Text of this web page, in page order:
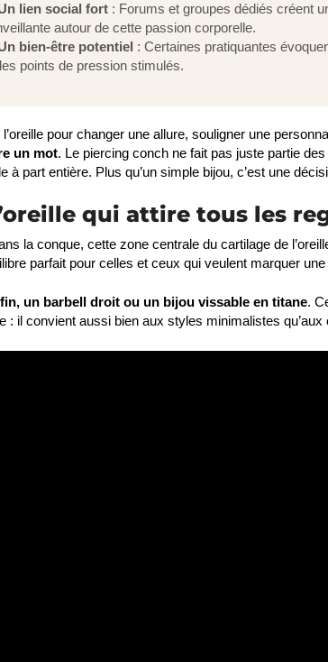
lien social fort : Forums et groupes dédiés créent
autour de cette passion corporelle.
bien-être potentiel : Certaines pratiquantes
points de pression stimulés.
pour changer une allure, souligner une
un mot. Le piercing conch ne fait pas juste partie
à part entière. Plus qu’un simple bijou, c’est une
qui attire tous les
la conque, cette zone centrale du cartilage de
parfait pour celles et ceux qui veulent marquer
un barbell droit ou un bijou vissable en titane.
: il convient aussi bien aux styles minimalistes qu’aux